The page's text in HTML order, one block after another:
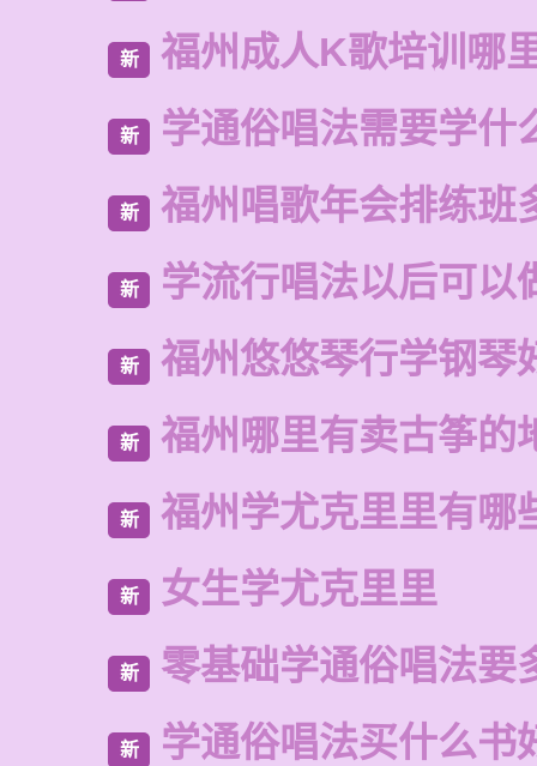
新 福州成人K歌培训哪
新 学通俗唱法需要学什
新 福州唱歌年会排练班
新 学流行唱法以后可以
新 福州悠悠琴行学钢琴
新 福州哪里有卖古筝的
新 福州学尤克里里有哪
新 女生学尤克里里
新 零基础学通俗唱法要
新 学通俗唱法买什么书